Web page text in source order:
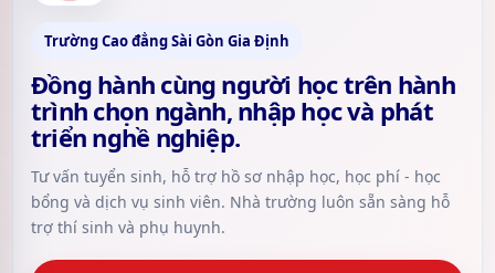
Trường Cao đẳng Sài Gòn Gia Định
Đồng hành cùng người học trên hành
trình chọn ngành, nhập học và phát
triển nghề nghiệp.
Tư vấn tuyển sinh, hỗ trợ hồ sơ nhập học, học phí - học
bổng và dịch vụ sinh viên. Nhà trường luôn sẵn sàng hỗ
trợ thí sinh và phụ huynh.